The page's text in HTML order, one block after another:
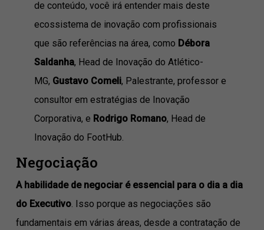
de conteúdo, você irá entender mais deste
ecossistema de inovação com profissionais
que são referências na área, como Débora
Saldanha, Head de Inovação do Atlético-
MG, Gustavo Comeli, Palestrante, professor e
consultor em estratégias de Inovação
Corporativa, e Rodrigo Romano, Head de
Inovação do FootHub.
Negociação
A habilidade de negociar é essencial para o dia a dia
do Executivo. Isso porque as negociações são
fundamentais em várias áreas, desde a contratação de